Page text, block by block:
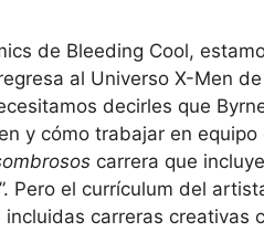
de Bleeding Cool,
al Universo X-Men
decirles que
y cómo trabajar en equipo
carrera que
Pero el currículum del
carreras creativas